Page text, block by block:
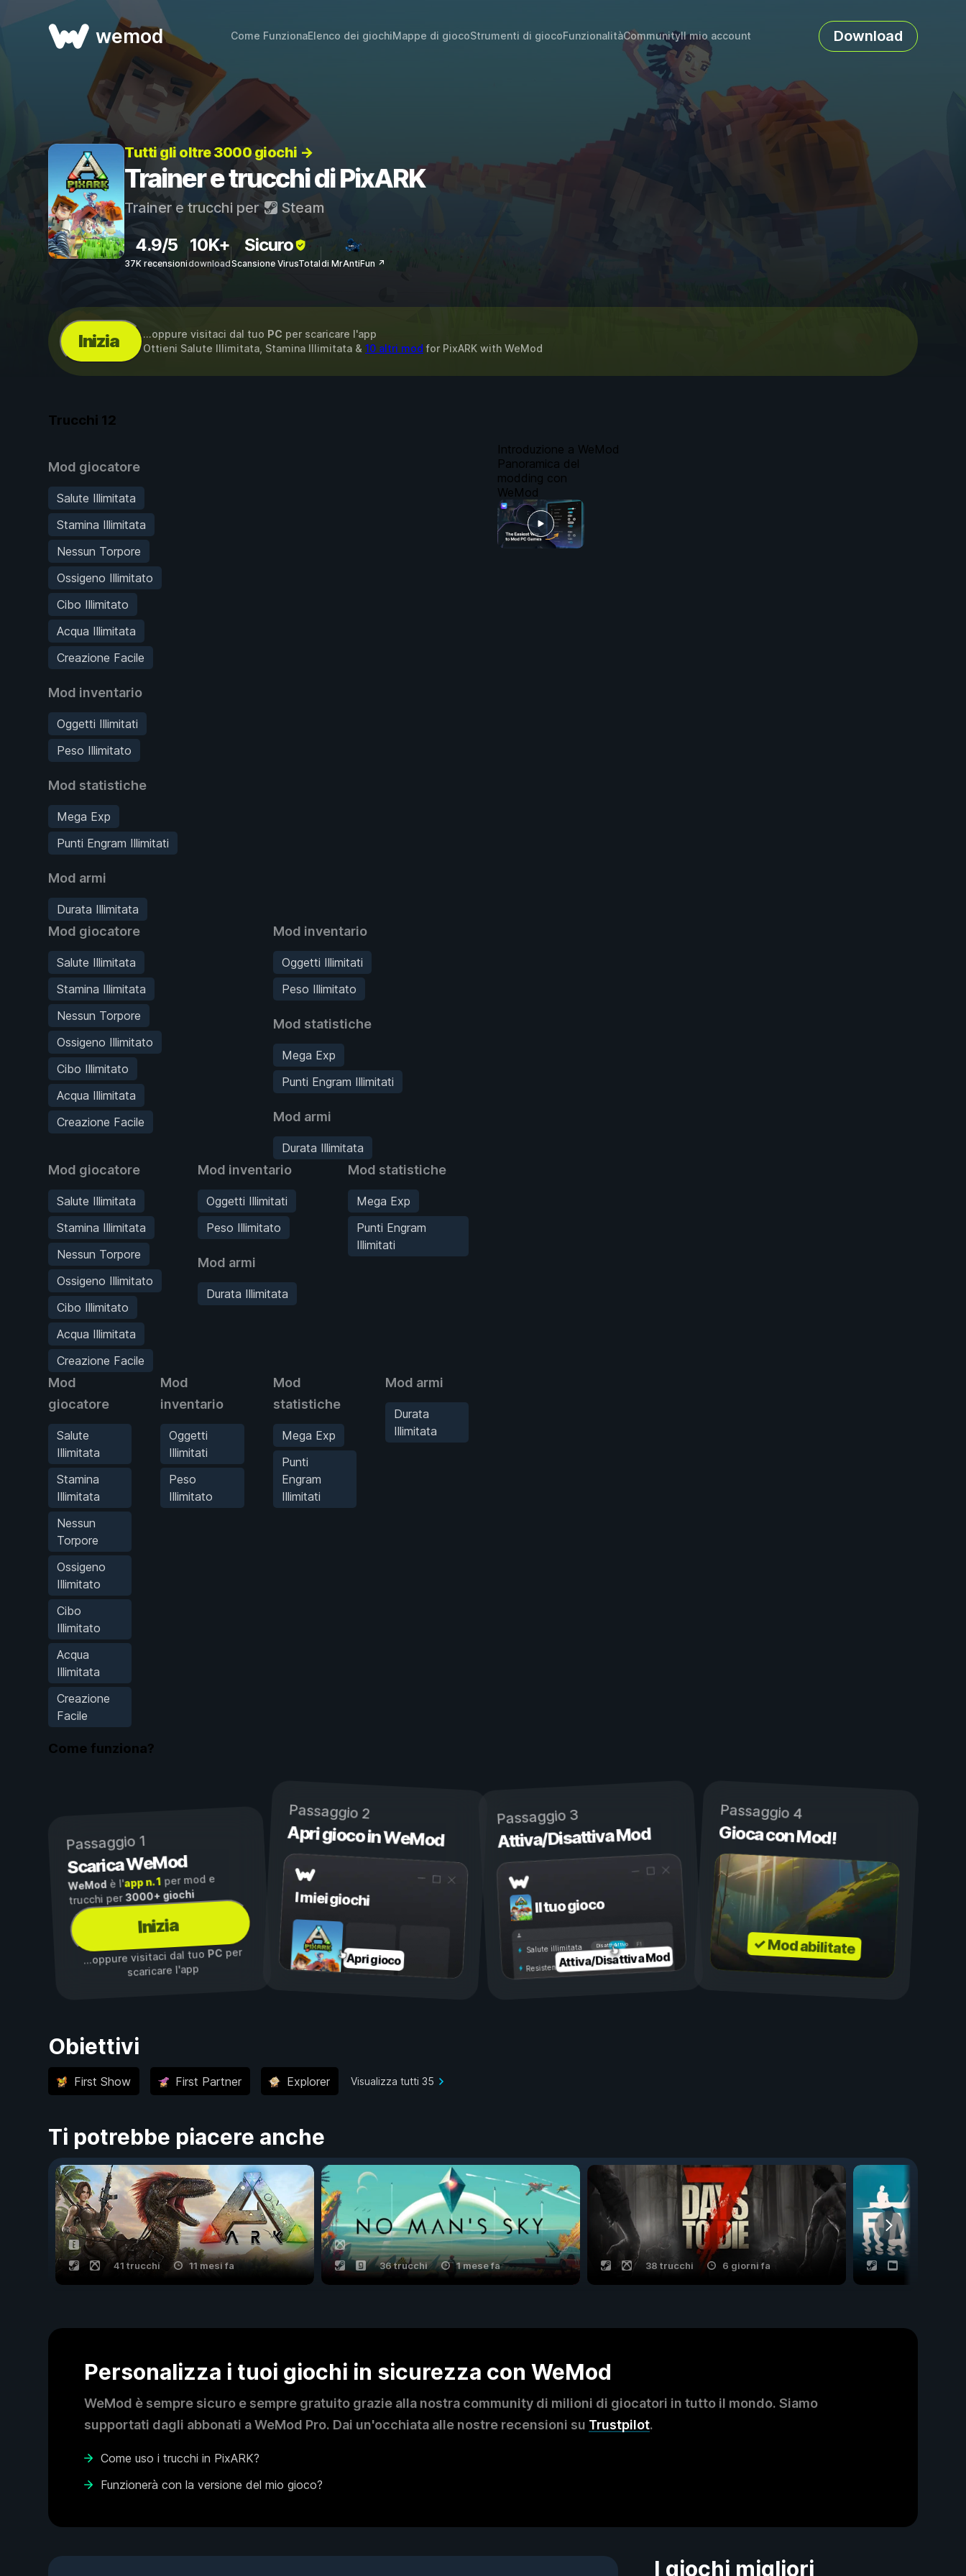
wemod Come FunzionaElenco dei giochiMappe di giocoStrumenti di giocoFunzionalitàCommunityIl mio account Download
Tutti gli oltre 3000 giochi →
Trainer e trucchi di PixARK
Trainer e trucchi per Steam
4.9/5
37K recensioni
10K+
download
Sicuro
Scansione VirusTotaldi MrAntiFun ↗
Inizia ...oppure visitaci dal tuo PC per scaricare l'app
Ottieni Salute Illimitata, Stamina Illimitata & 10 altri mod for PixARK with WeMod
Trucchi 12
Mod giocatore
Salute Illimitata
Stamina Illimitata
Nessun Torpore
Ossigeno Illimitato
Cibo Illimitato
Acqua Illimitata
Creazione Facile
Mod inventario
Oggetti Illimitati
Peso Illimitato
Mod statistiche
Mega Exp
Punti Engram Illimitati
Mod armi
Durata Illimitata
Mod giocatore
Salute Illimitata
Stamina Illimitata
Nessun Torpore
Ossigeno Illimitato
Cibo Illimitato
Acqua Illimitata
Creazione Facile
Mod inventario
Oggetti Illimitati
Peso Illimitato
Mod statistiche
Mega Exp
Punti Engram Illimitati
Mod armi
Durata Illimitata
Mod giocatore
Salute Illimitata
Stamina Illimitata
Nessun Torpore
Ossigeno Illimitato
Cibo Illimitato
Acqua Illimitata
Creazione Facile
Mod inventario
Oggetti Illimitati
Peso Illimitato
Mod armi
Durata Illimitata
Mod statistiche
Mega Exp
Punti Engram
Illimitati
Mod
giocatore
Salute
Illimitata
Stamina
Illimitata
Nessun
Torpore
Ossigeno
Illimitato
Cibo
Illimitato
Acqua
Illimitata
Creazione
Facile
Mod
inventario
Oggetti
Illimitati
Peso
Illimitato
Mod
statistiche
Mega Exp
Punti
Engram
Illimitati
Mod armi
Durata
Illimitata
Introduzione a WeMod
Panoramica del
modding con
WeMod
Come funziona?
Passaggio 1
Scarica WeMod
WeMod è l'app n. 1per mod e
trucchi per3000+ giochi
Inizia
...oppure visitaci dal tuo PCper
scaricare l'app
Passaggio 2
Apri gioco in WeMod
I miei giochi
Apri gioco
Passaggio 3
Attiva/Disattiva Mod
Il tuo gioco
Attivo
Disattivo
Salute illimitata
Resistenza illimitata
Attiva/Disattiva Mod
Passaggio 4
Gioca con Mod!
✓ Mod abilitate
Obiettivi
First Show First Partner Explorer Visualizza tutti 35
Ti potrebbe piacere anche
41 trucchi 11 mesi fa 36 trucchi 1 mese fa 38 trucchi 6 giorni fa
Personalizza i tuoi giochi in sicurezza con WeMod
WeMod è sempre sicuro e sempre gratuito grazie alla nostra community di milioni di giocatori in tutto il mondo. Siamo
supportati dagli abbonati a WeMod Pro. Dai un'occhiata alle nostre recensioni su Trustpilot.
Come uso i trucchi in PixARK?
Funzionerà con la versione del mio gioco?
I giochi migliori